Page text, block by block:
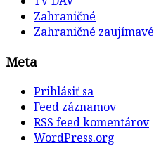
Zahraničné
Zahraničné zaujímavé
Meta
Prihlásiť sa
Feed záznamov
RSS feed komentárov
WordPress.org